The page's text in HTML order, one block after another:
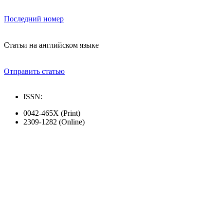
Последний номер
Статьи на английском языке
Отправить статью
ISSN:
0042-465X (Print)
2309-1282 (Online)